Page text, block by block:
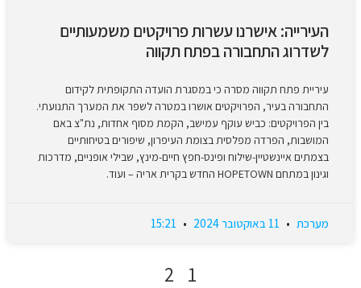
העירייה: אישרנו עשרות פרויקטים משמעותיים
לשדרוג התחבורה בפתח תקווה
עיריית פתח תקווה מסרה כי במסגרת הועדה התקופתית לקידום
התחבורה בעיר, הפרויקטים אושרו במטרה לשפר את המערך התנועתי.
בין הפרויקטים: כביש עוקף עמישב, הקמת מסוף אחדות, נת"צ באם
המושבות, הפרדה מפלסית בצומת העיפרון, שיפורים בטיחותיים
בצמתים איינשטיין-שילוח ופינס-חפץ חיים-מינץ, שבילי אופניים, מדרכות
וגינון במתחם HOPETOWN החדש בקרית אריה – ועוד.
מערכת
1
2